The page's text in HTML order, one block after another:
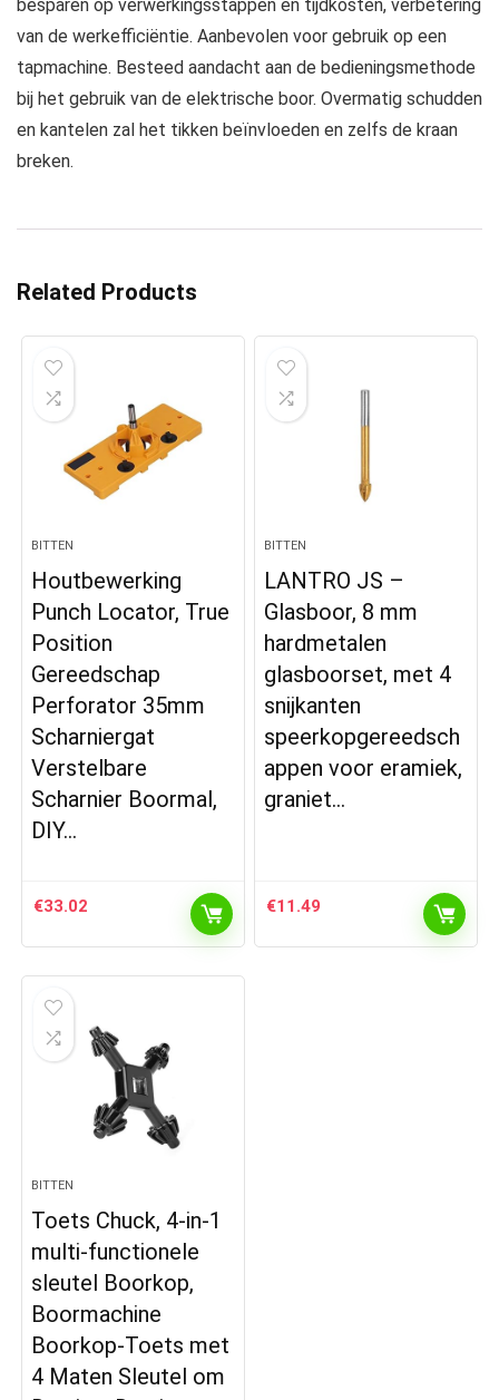
besparen op verwerkingsstappen en tijdkosten, verbetering
van de werkefficiëntie. Aanbevolen voor gebruik op een
tapmachine. Besteed aandacht aan de bedieningsmethode
bij het gebruik van de elektrische boor. Overmatig schudden
en kantelen zal het tikken beïnvloeden en zelfs de kraan
breken.
Related Products
BITTEN
Houtbewerking
Punch Locator, True
Position
Gereedschap
Perforator 35mm
Scharniergat
Verstelbare
Scharnier Boormal,
DIY…
€33.02
BITTEN
LANTRO JS –
Glasboor, 8 mm
hardmetalen
glasboorset, met 4
snijkanten
speerkopgereedsch
appen voor eramiek,
graniet…
€11.49
BITTEN
Toets Chuck, 4-in-1
multi-functionele
sleutel Boorkop,
Boormachine
Boorkop-Toets met
4 Maten Sleutel om